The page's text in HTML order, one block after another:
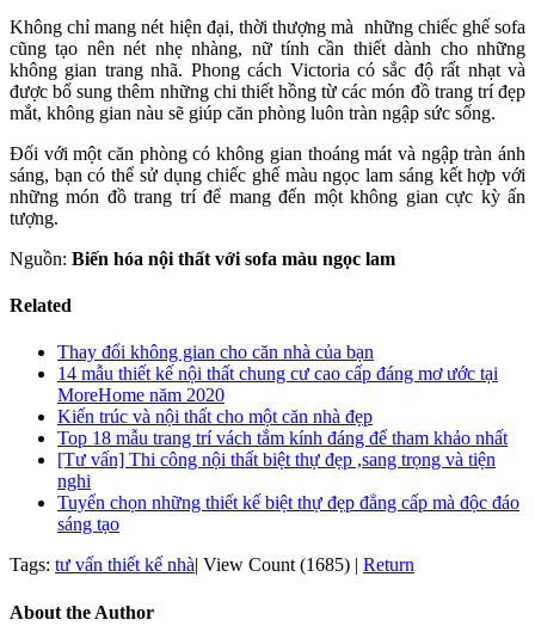
Không chỉ mang nét hiện đại, thời thượng mà những chiếc ghế sofa
cũng tạo nên nét nhẹ nhàng, nữ tính cần thiết dành cho những
không gian trang nhã. Phong cách Victoria có sắc độ rất nhạt và
được bổ sung thêm những chi thiết hồng từ các món đồ trang trí đẹp
mắt, không gian nàu sẽ giúp căn phòng luôn tràn ngập sức sống.
Đối với một căn phòng có không gian thoáng mát và ngập tràn ánh
sáng, bạn có thể sử dụng chiếc ghế màu ngọc lam sáng kết hợp với
những món đồ trang trí để mang đến một không gian cực kỳ ấn
tượng.
Nguồn: Biến hóa nội thất với sofa màu ngọc lam
Related
Thay đổi không gian cho căn nhà của bạn
14 mẫu thiết kế nội thất chung cư cao cấp đáng mơ ước tại
MoreHome năm 2020
Kiến trúc và nội thất cho một căn nhà đẹp
Top 18 mẫu trang trí vách tắm kính đáng để tham khảo nhất
[Tư vấn] Thi công nội thất biệt thự đẹp ,sang trọng và tiện
nghi
Tuyển chọn những thiết kế biệt thự đẹp đẳng cấp mà độc đáo
sáng tạo
Tags: tư vấn thiết kế nhà| View Count (1685) | Return
About the Author